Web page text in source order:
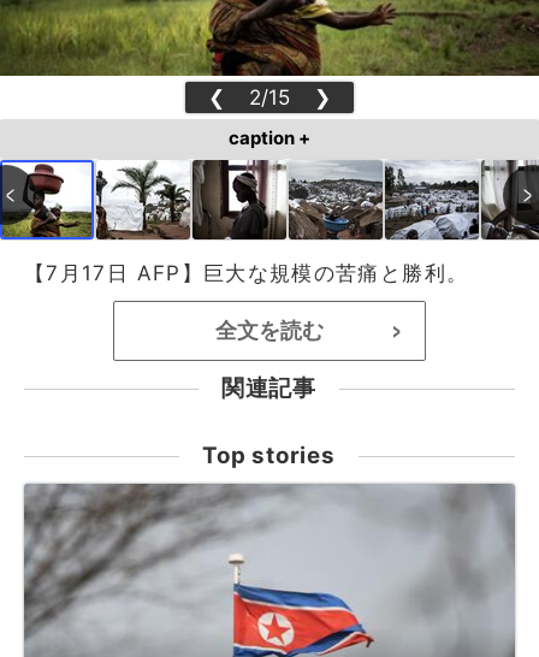
❮ 2/15 ❯
caption +
【7月17日 AFP】巨大な規模の苦痛と勝利。
全文を読む >
関連記事
Top stories